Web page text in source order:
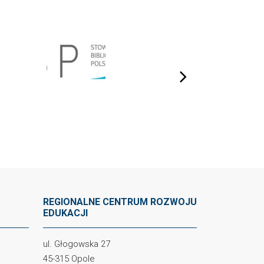
next
REGIONALNE CENTRUM ROZWOJU
EDUKACJI
ul. Głogowska 27
45-315 Opole